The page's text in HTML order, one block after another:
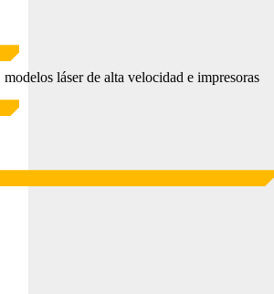
láser de alta velocidad e impresoras